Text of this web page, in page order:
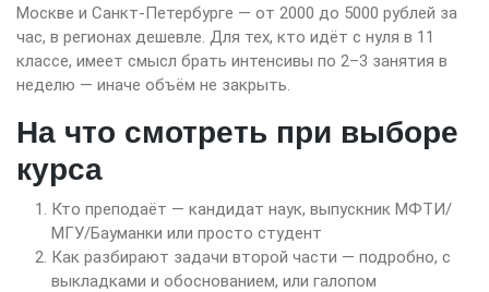
Москве и Санкт-Петербурге — от 2000 до 5000 рублей за
час, в регионах дешевле. Для тех, кто идёт с нуля в 11
классе, имеет смысл брать интенсивы по 2–3 занятия в
неделю — иначе объём не закрыть.
На что смотреть при выборе
курса
Кто преподаёт — кандидат наук, выпускник МФТИ/
МГУ/Бауманки или просто студент
Как разбирают задачи второй части — подробно, с
выкладками и обоснованием, или галопом